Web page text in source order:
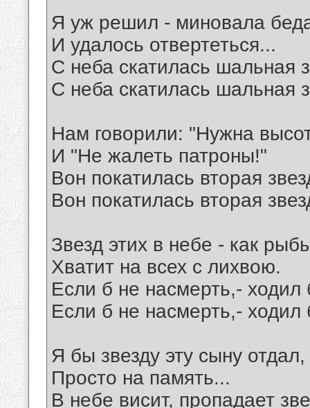
Я уж решил - миновала
И удалось отвертеться...
С неба скатилась шальная
С неба скатилась шальная
Нам говорили: "Нужна
И "Не жалеть патроны!"
Вон покатилась вторая
Вон покатилась вторая
Звезд этих в небе - как
Хватит на всех с лихвою.
Если б не насмерть,-
Если б не насмерть,-
Я бы звезду эту сыну отдал,
Просто на память...
В небе висит, пропадает